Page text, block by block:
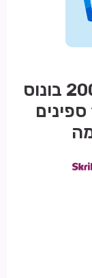
חבילת קבלת פנים: עד 200% בונוס
+ 100 ספינים חינם + 10 ספינים